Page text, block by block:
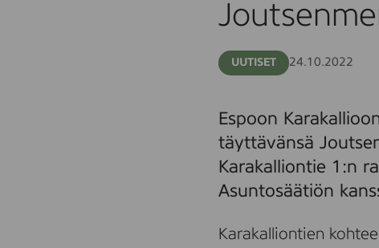
UUTISET 24.10.2022
Espoon
täyttävänsä
Karakalliontie 1:n
Asuntosäätiön
Karakalliontien